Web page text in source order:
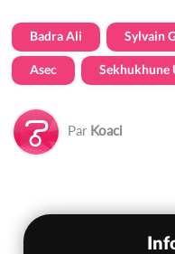
Badra Ali Sylvain
Asec Sekhukhune
Par Koaci